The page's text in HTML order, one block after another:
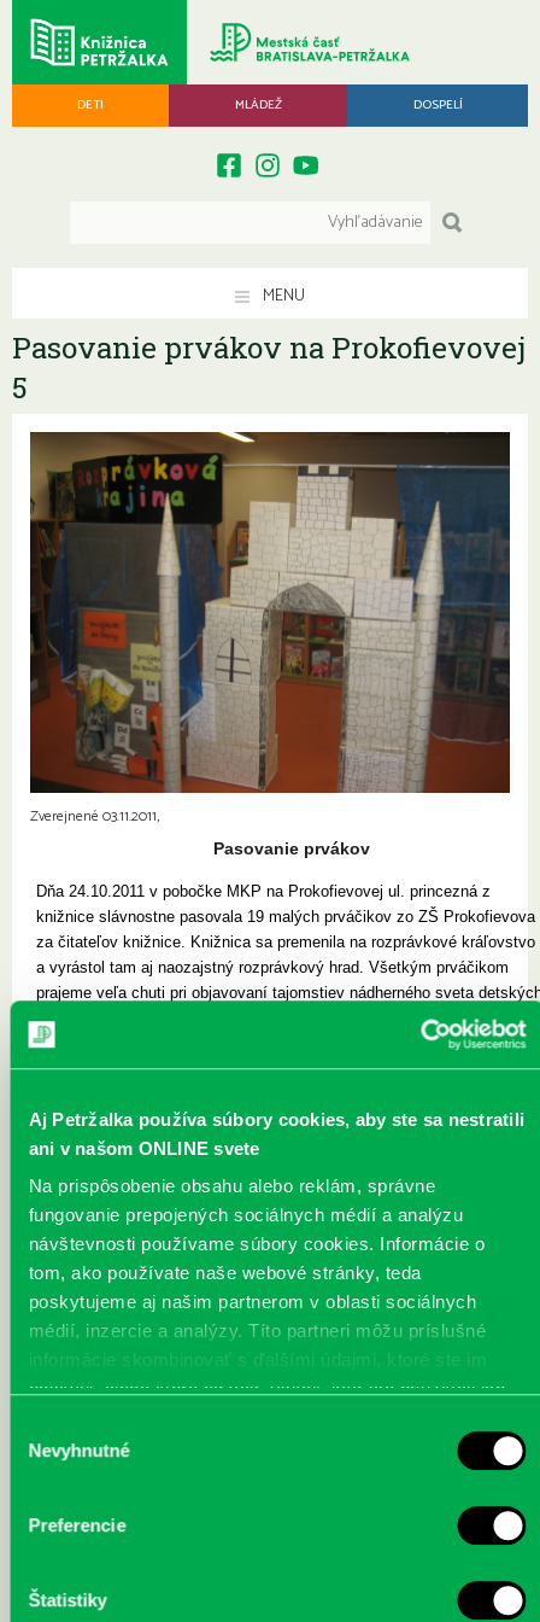
Aj Petržalka používa súbory cookies, aby ste sa nestratili
ani v našom ONLINE svete
Na prispôsobenie obsahu alebo reklám, správne
fungovanie prepojených sociálnych médií a analýzu
návštevnosti používame súbory cookies. Informácie o
tom, ako používate naše webové stránky, teda
poskytujeme aj našim partnerom v oblasti sociálnych
médií, inzercie a analýzy. Títo partneri môžu príslušné
informácie skombinovať s ďalšími údajmi, ktoré ste im
poskytli, alebo ktoré od vás získali, keď ste používali ich
súhlasu
Nevyhnutné
Preferencie
Štatistiky
DETI MLÁDEŽ DOSPELÍ
MENU
Pasovanie prvákov na Prokofievovej
5
Zverejnené 03.11.2011,
Pasovanie prvákov
Dňa 24.10.2011 v pobočke MKP na Prokofievovej ul. princezná z
knižnice slávnostne pasovala 19 malých prváčikov zo ZŠ Prokofievova
za čitateľov knižnice. Knižnica sa premenila na rozprávkové kráľovstvo
a vyrástol tam aj naozajstný rozprávkový hrad. Všetkým prváčikom
prajeme veľa chuti pri objavovaní tajomstiev nádherného sveta
kníh.
IMG_1846.JPG
IMG_1851.JPG IMG_1859.JPG IMG_1874.JPG
IMG_1879.JPG